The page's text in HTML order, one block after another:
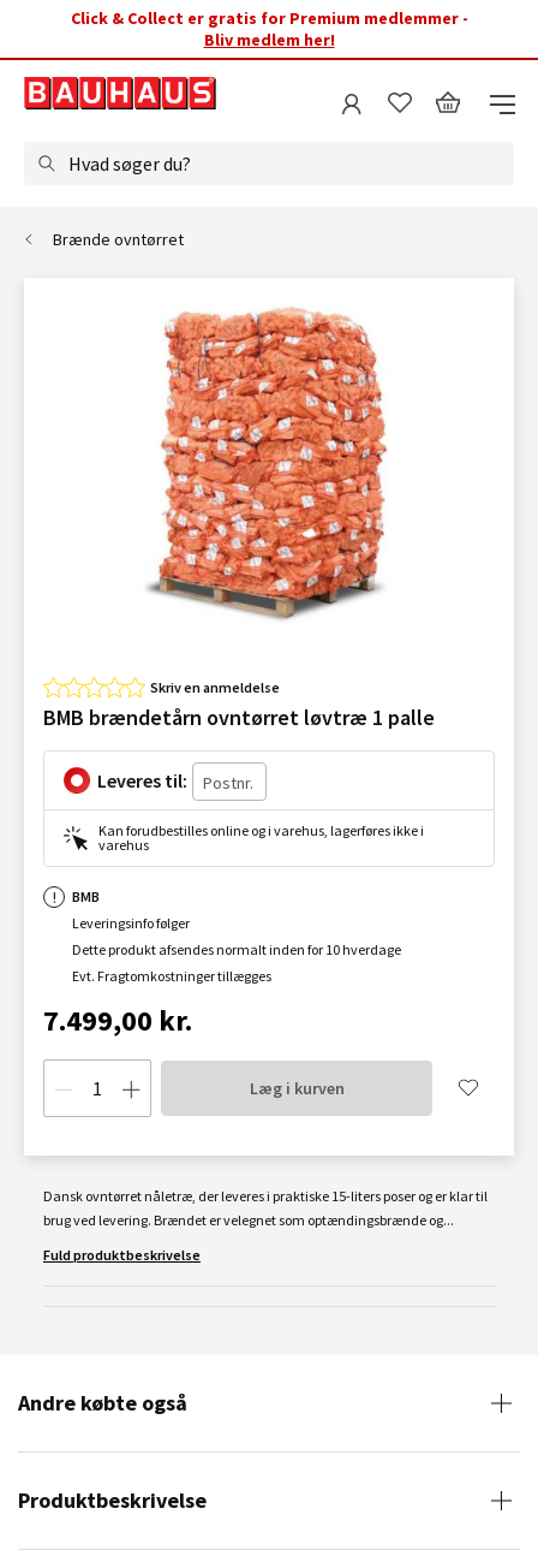
Click & Collect er gratis for Premium medlemmer -
Bliv medlem her!
Hvad søger du?
Brænde ovntørret
Skriv en anmeldelse
BMB brændetårn ovntørret løvtræ 1 palle
Leveres til:
Kan forudbestilles online og i varehus, lagerføres ikke i
varehus
BMB
Leveringsinfo følger
Dette produkt afsendes normalt inden for 10 hverdage
Evt. Fragtomkostninger tillægges
7.499,00 kr.
Læg i kurven
Dansk ovntørret nåletræ, der leveres i praktiske 15-liters poser og er klar til
brug ved levering. Brændet er velegnet som optændingsbrænde og...
Fuld produktbeskrivelse
Andre købte også
Produktbeskrivelse